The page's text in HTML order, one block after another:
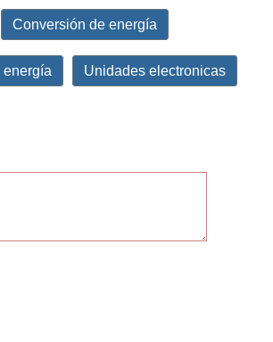
Conversión de energía
Unidades electronicas